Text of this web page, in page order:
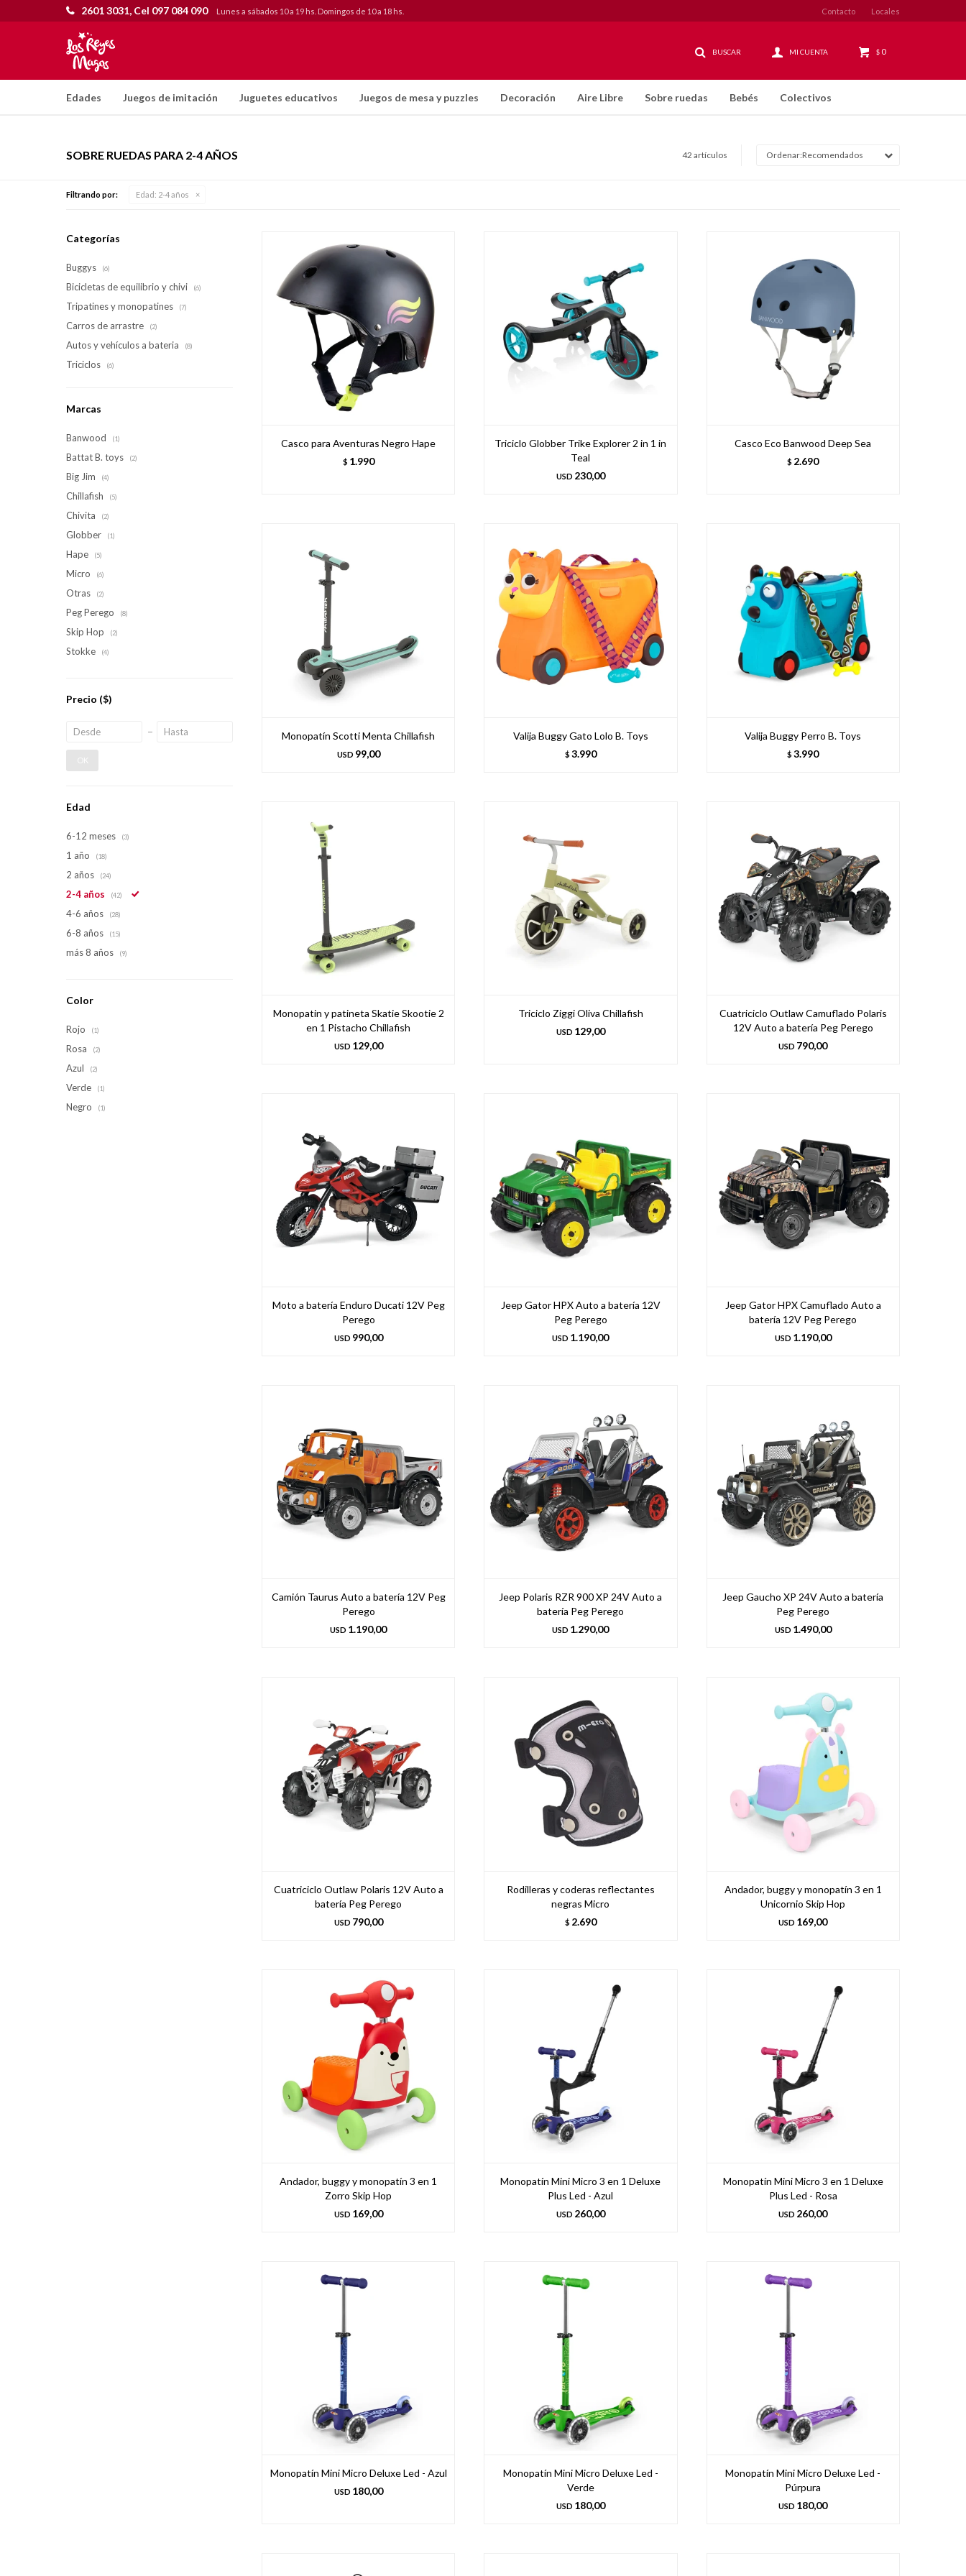
Edades Juegos de imitación Juguetes educativos Juegos de mesa y puzzles Decoración Aire Libre Sobre ruedas Bebés Colectivos
$ 0
2601 3031, Cel 097 084 090 Lunes a sábados 10 a 19 hs. Domingos de 10 a 18 hs. Contacto Locales
SOBRE RUEDAS PARA 2-4 AÑOS 42 artículos Recomendados
Filtrando por: Edad: 2-4 años
Casco para Aventuras Negro Hape
$ 1.990
Triciclo Globber Trike Explorer 2 in 1 in
Teal
USD 230,00
Casco Eco Banwood Deep Sea
$ 2.690
Monopatín Scotti Menta Chillafish
USD 99,00
Valija Buggy Gato Lolo B. Toys
$ 3.990
Valija Buggy Perro B. Toys
$ 3.990
Monopatin y patineta Skatie Skootie 2
en 1 Pistacho Chillafish
USD 129,00
Triciclo Ziggi Oliva Chillafish
USD 129,00
Cuatriciclo Outlaw Camuflado Polaris
12V Auto a batería Peg Perego
USD 790,00
Moto a batería Enduro Ducati 12V Peg
Perego
USD 990,00
Jeep Gator HPX Auto a batería 12V
Peg Perego
USD 1.190,00
Jeep Gator HPX Camuflado Auto a
batería 12V Peg Perego
USD 1.190,00
Camión Taurus Auto a batería 12V Peg
Perego
USD 1.190,00
Jeep Polaris RZR 900 XP 24V Auto a
batería Peg Perego
USD 1.290,00
Jeep Gaucho XP 24V Auto a batería
Peg Perego
USD 1.490,00
Cuatriciclo Outlaw Polaris 12V Auto a
batería Peg Perego
USD 790,00
Rodilleras y coderas reflectantes
negras Micro
$ 2.690
Andador, buggy y monopatín 3 en 1
Unicornio Skip Hop
USD 169,00
Andador, buggy y monopatín 3 en 1
Zorro Skip Hop
USD 169,00
Monopatín Mini Micro 3 en 1 Deluxe
Plus Led - Azul
USD 260,00
Monopatín Mini Micro 3 en 1 Deluxe
Plus Led - Rosa
USD 260,00
Monopatín Mini Micro Deluxe Led - Azul
USD 180,00
Monopatín Mini Micro Deluxe Led -
Verde
USD 180,00
Monopatín Mini Micro Deluxe Led -
Púrpura
USD 180,00
Categorías
Buggys (6)
Bicicletas de equilibrio y chivi (6)
Tripatines y monopatines (7)
Carros de arrastre (2)
Autos y vehículos a bateria (8)
Triciclos (6)
Marcas
Banwood (1)
Battat B. toys (2)
Big Jim (4)
Chillafish (5)
Chivita (2)
Globber (1)
Hape (5)
Micro (6)
Otras (2)
Peg Perego (8)
Skip Hop (2)
Stokke (4)
Precio ($)
OK
Edad
6-12 meses (3)
1 año (18)
2 años (24)
2-4 años (42)
4-6 años (28)
6-8 años (15)
más 8 años (9)
Color
Rojo (1)
Rosa (2)
Azul (2)
Verde (1)
Negro (1)